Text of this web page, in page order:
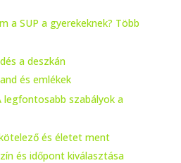
a SUP a gyerekeknek? Több
a deszkán
és emlékek
legfontosabb szabályok a
és életet ment
és időpont kiválasztása